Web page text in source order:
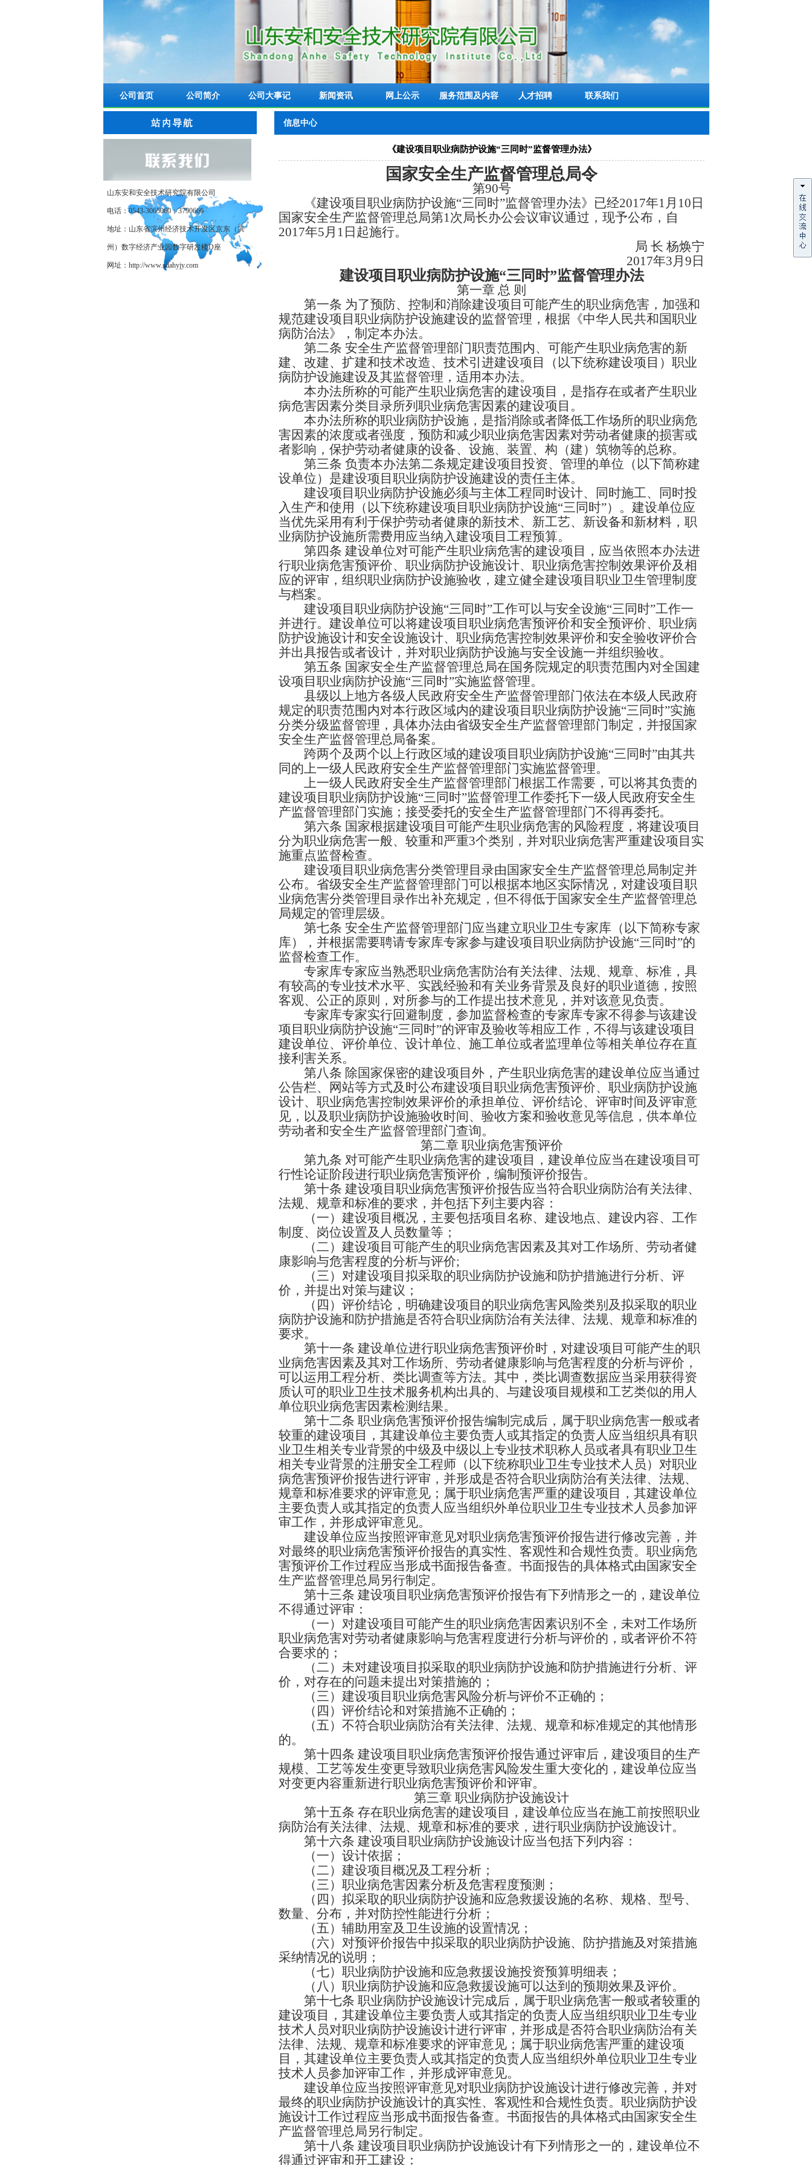
公司首页 公司简介 公司大事记 新闻资讯 网上公示 服务范围及内容 人才招聘 联系我们
山东安和安全技术研究院有限公司
电话：0543-3065060；3790666
地址：山东省滨州经济技术开发区京东（滨
州）数字经济产业园数字研发楼D座
网址：http://www.sdahyjy.com
信息中心
《建设项目职业病防护设施“三同时”监督管理办法》
国家安全生产监督管理总局令
第90号
《建设项目职业病防护设施“三同时”监督管理办法》已经2017年1月 10 日
国家安全生产监督管理总局第1次局长办公会议审议通过，现予公布，自
2017年5月 1 日起施行。
局 长 杨焕宁
2017年3月9 日
建设项目职业病防护设施“三同时”监督管理办法
第一章 总 则
第一条 为了预防、控制和消除建设项目可能产生的职业病危害，加强和
规范建设项目职业病防护设施建设的监督管理，根据《中华人民共和国职业
病防治法》，制定本办法。
第二条 安全生产监督管理部门职责范围内、可能产生职业病危害的新
建、改建、扩建和技术改造、技术引进建设项目（以下统称建设项目）职业
病防护设施建设及其监督管理，适用本办法。
本办法所称的可能产生职业病危害的建设项目，是指存在或者产生职业
病危害因素分类目录所列职业病危害因素的建设项目。
本办法所称的职业病防护设施，是指消除或者降低工作场所的职业病危
害因素的浓度或者强度，预防和减少职业病危害因素对劳动者健康的损害或
者影响，保护劳动者健康的设备、设施、装置、构（建）筑物等的总称。
第三条 负责本办法第二条规定建设项目投资、管理的单位（以下简称建
设单位）是建设项目职业病防护设施建设的责任主体。
建设项目职业病防护设施必须与主体工程同时设计、同时施工、同时投
入生产和使用（以下统称建设项目职业病防护设施“三同时”）。建设单位应
当优先采用有利于保护劳动者健康的新技术、新工艺、新设备和新材料，职
业病防护设施所需费用应当纳入建设项目工程预算。
第四条 建设单位对可能产生职业病危害的建设项目，应当依照本办法进
行职业病危害预评价、职业病防护设施设计、职业病危害控制效果评价及相
应的评审，组织职业病防护设施验收，建立健全建设项目职业卫生管理制度
与档案。
建设项目职业病防护设施“三同时”工作可以与安全设施“三同时”工作一
并进行。建设单位可以将建设项目职业病危害预评价和安全预评价、职业病
防护设施设计和安全设施设计、职业病危害控制效果评价和安全验收评价合
并出具报告或者设计，并对职业病防护设施与安全设施一并组织验收。
第五条 国家安全生产监督管理总局在国务院规定的职责范围内对全国建
设项目职业病防护设施“三同时”实施监督管理。
县级以上地方各级人民政府安全生产监督管理部门依法在本级人民政府
规定的职责范围内对本行政区域内的建设项目职业病防护设施“三同时”实施
分类分级监督管理，具体办法由省级安全生产监督管理部门制定，并报国家
安全生产监督管理总局备案。
跨两个及两个以上行政区域的建设项目职业病防护设施“三同时”由其共
同的上一级人民政府安全生产监督管理部门实施监督管理。
上一级人民政府安全生产监督管理部门根据工作需要，可以将其负责的
建设项目职业病防护设施“三同时”监督管理工作委托下一级人民政府安全生
产监督管理部门实施；接受委托的安全生产监督管理部门不得再委托。
第六条 国家根据建设项目可能产生职业病危害的风险程度，将建设项目
分为职业病危害一般、较重和严重3个类别，并对职业病危害严重建设项目实
施重点监督检查。
建设项目职业病危害分类管理目录由国家安全生产监督管理总局制定并
公布。省级安全生产监督管理部门可以根据本地区实际情况，对建设项目职
业病危害分类管理目录作出补充规定，但不得低于国家安全生产监督管理总
局规定的管理层级。
第七条 安全生产监督管理部门应当建立职业卫生专家库（以下简称专家
库），并根据需要聘请专家库专家参与建设项目职业病防护设施“三同时”的
监督检查工作。
专家库专家应当熟悉职业病危害防治有关法律、法规、规章、标准，具
有较高的专业技术水平、实践经验和有关业务背景及良好的职业道德，按照
客观、公正的原则，对所参与的工作提出技术意见，并对该意见负责。
专家库专家实行回避制度，参加监督检查的专家库专家不得参与该建设
项目职业病防护设施“三同时”的评审及验收等相应工作，不得与该建设项目
建设单位、评价单位、设计单位、施工单位或者监理单位等相关单位存在直
接利害关系。
第八条 除国家保密的建设项目外，产生职业病危害的建设单位应当通过
公告栏、网站等方式及时公布建设项目职业病危害预评价、职业病防护设施
设计、职业病危害控制效果评价的承担单位、评价结论、评审时间及评审意
见，以及职业病防护设施验收时间、验收方案和验收意见等信息，供本单位
劳动者和安全生产监督管理部门查询。
第二章 职业病危害预评价
第九条 对可能产生职业病危害的建设项目，建设单位应当在建设项目可
行性论证阶段进行职业病危害预评价，编制预评价报告。
第十条 建设项目职业病危害预评价报告应当符合职业病防治有关法律、
法规、规章和标准的要求，并包括下列主要内容：
（一）建设项目概况，主要包括项目名称、建设地点、建设内容、工作
制度、岗位设置及人员数量等；
（二）建设项目可能产生的职业病危害因素及其对工作场所、劳动者健
康影响与危害程度的分析与评价;
（三）对建设项目拟采取的职业病防护设施和防护措施进行分析、评
价，并提出对策与建议；
（四）评价结论，明确建设项目的职业病危害风险类别及拟采取的职业
病防护设施和防护措施是否符合职业病防治有关法律、法规、规章和标准的
要求。
第十一条 建设单位进行职业病危害预评价时，对建设项目可能产生的职
业病危害因素及其对工作场所、劳动者健康影响与危害程度的分析与评价，
可以运用工程分析、类比调查等方法。其中，类比调查数据应当采用获得资
质认可的职业卫生技术服务机构出具的、与建设项目规模和工艺类似的用人
单位职业病危害因素检测结果。
第十二条 职业病危害预评价报告编制完成后，属于职业病危害一般或者
较重的建设项目，其建设单位主要负责人或其指定的负责人应当组织具有职
业卫生相关专业背景的中级及中级以上专业技术职称人员或者具有职业卫生
相关专业背景的注册安全工程师（以下统称职业卫生专业技术人员）对职业
病危害预评价报告进行评审，并形成是否符合职业病防治有关法律、法规、
规章和标准要求的评审意见；属于职业病危害严重的建设项目，其建设单位
主要负责人或其指定的负责人应当组织外单位职业卫生专业技术人员参加评
审工作，并形成评审意见。
建设单位应当按照评审意见对职业病危害预评价报告进行修改完善，并
对最终的职业病危害预评价报告的真实性、客观性和合规性负责。职业病危
害预评价工作过程应当形成书面报告备查。书面报告的具体格式由国家安全
生产监督管理总局另行制定。
第十三条 建设项目职业病危害预评价报告有下列情形之一的，建设单位
不得通过评审：
（一）对建设项目可能产生的职业病危害因素识别不全，未对工作场所
职业病危害对劳动者健康影响与危害程度进行分析与评价的，或者评价不符
合要求的；
（二）未对建设项目拟采取的职业病防护设施和防护措施进行分析、评
价，对存在的问题未提出对策措施的；
（三）建设项目职业病危害风险分析与评价不正确的；
（四）评价结论和对策措施不正确的；
（五）不符合职业病防治有关法律、法规、规章和标准规定的其他情形
的。
第十四条 建设项目职业病危害预评价报告通过评审后，建设项目的生产
规模、工艺等发生变更导致职业病危害风险发生重大变化的，建设单位应当
对变更内容重新进行职业病危害预评价和评审。
第三章 职业病防护设施设计
第十五条 存在职业病危害的建设项目，建设单位应当在施工前按照职业
病防治有关法律、法规、规章和标准的要求，进行职业病防护设施设计。
第十六条 建设项目职业病防护设施设计应当包括下列内容：
（一）设计依据；
（二）建设项目概况及工程分析；
（三）职业病危害因素分析及危害程度预测；
（四）拟采取的职业病防护设施和应急救援设施的名称、规格、型号、
数量、分布，并对防控性能进行分析；
（五）辅助用室及卫生设施的设置情况；
（六）对预评价报告中拟采取的职业病防护设施、防护措施及对策措施
采纳情况的说明；
（七）职业病防护设施和应急救援设施投资预算明细表；
（八）职业病防护设施和应急救援设施可以达到的预期效果及评价。
第十七条 职业病防护设施设计完成后，属于职业病危害一般或者较重的
建设项目，其建设单位主要负责人或其指定的负责人应当组织职业卫生专业
技术人员对职业病防护设施设计进行评审，并形成是否符合职业病防治有关
法律、法规、规章和标准要求的评审意见；属于职业病危害严重的建设项
目，其建设单位主要负责人或其指定的负责人应当组织外单位职业卫生专业
技术人员参加评审工作，并形成评审意见。
建设单位应当按照评审意见对职业病防护设施设计进行修改完善，并对
最终的职业病防护设施设计的真实性、客观性和合规性负责。职业病防护设
施设计工作过程应当形成书面报告备查。书面报告的具体格式由国家安全生
产监督管理总局另行制定。
第十八条 建设项目职业病防护设施设计有下列情形之一的，建设单位不
得通过评审和开工建设：